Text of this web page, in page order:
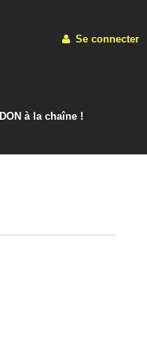
Se connecter
à la chaîne !